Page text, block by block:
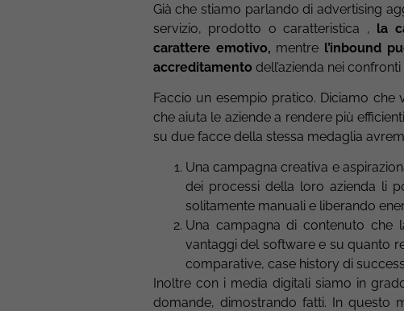
Già che stiamo parlando di advertising
servizio, prodotto o caratteristica , la
carattere emotivo, mentre l’inbound
accreditamento dell’azienda nei
Faccio un esempio pratico. Diciamo
che aiuta le aziende a rendere più
su due facce della stessa medaglia
Una campagna creativa e
dei processi della loro azienda li
solitamente manuali e liberando
Una campagna di contenuto che
vantaggi del software e su quanto
comparative, case history di
Inoltre con i media digitali siamo in
domande, dimostrando fatti. In questo